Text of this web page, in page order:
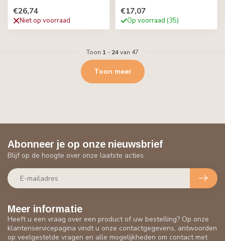
€26,74
Niet op voorraad
€17,07
Op voorraad (35)
Toon 1 - 24van 47
Toon meer
Meer informatie
Heeft u een vraag over een product of uw bestelling? Op onze
klantenservicepagina vindt u onze contactgegevens, antwoorden
op veelgestelde vragen en alle mogelijkheden om contact met
Abonneer je op onze nieuwsbrief
Blijf op de hoogte over onze laatste acties